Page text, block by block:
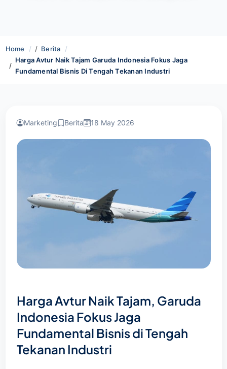
Home
Berita
Harga Avtur Naik Tajam Garuda Indonesia Fokus Jaga
Fundamental Bisnis Di Tengah Tekanan Industri
Marketing Berita 18 May 2026
Harga Avtur Naik Tajam, Garuda
Indonesia Fokus Jaga
Fundamental Bisnis di Tengah
Tekanan Industri